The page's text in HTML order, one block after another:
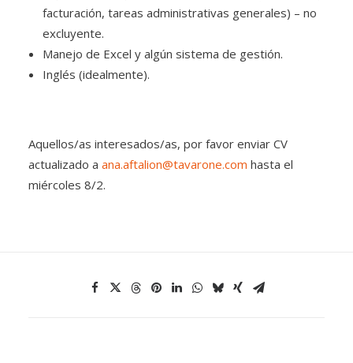
facturación, tareas administrativas generales) – no
excluyente.
Manejo de Excel y algún sistema de gestión.
Inglés (idealmente).
Aquellos/as interesados/as, por favor enviar CV
actualizado a ana.aftalion@tavarone.com hasta el
miércoles 8/2.